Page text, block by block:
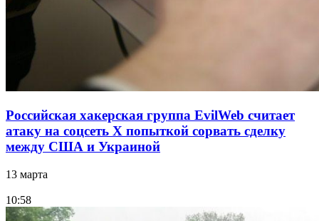
Российская хакерская группа EvilWeb считает
атаку на соцсеть Х попыткой сорвать сделку
между США и Украиной
13 марта
10:58